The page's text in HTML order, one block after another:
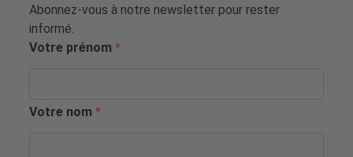
Abonnez-vous à notre newsletter pour rester
informé.
Votre prénom
Votre nom